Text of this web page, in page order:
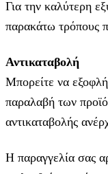
Για την καλύτερη
παρακάτω τρόπους
Αντικαταβολή
Μπορείτε να
παραλαβή των
αντικαταβολής
Η παραγγελία σας